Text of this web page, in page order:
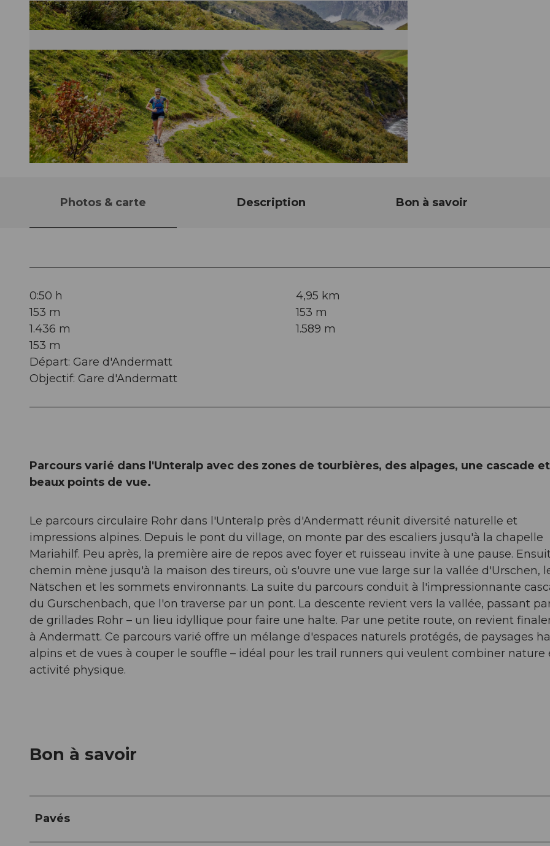
Photos & carte Description Bon à savoir
0:50 h
4,95 km
153 m
153 m
1.436 m
1.589 m
153 m
Départ: Gare d'Andermatt
Objectif: Gare d'Andermatt
Parcours varié dans l'Unteralp avec des zones de tourbières, des alpages, une cascade
beaux points de vue.
Le parcours circulaire Rohr dans l'Unteralp près d'Andermatt réunit diversité naturelle et
impressions alpines. Depuis le pont du village, on monte par des escaliers jusqu'à la chapelle
Mariahilf. Peu après, la première aire de repos avec foyer et ruisseau invite à une pause.
chemin mène jusqu'à la maison des tireurs, où s'ouvre une vue large sur la vallée d'Urschen,
Nätschen et les sommets environnants. La suite du parcours conduit à l'impressionnante
du Gurschenbach, que l'on traverse par un pont. La descente revient vers la vallée, passant
de grillades Rohr – un lieu idyllique pour faire une halte. Par une petite route, on revient
à Andermatt. Ce parcours varié offre un mélange d'espaces naturels protégés, de paysages
alpins et de vues à couper le souffle – idéal pour les trail runners qui veulent combiner nature
activité physique.
Bon à savoir
Pavés